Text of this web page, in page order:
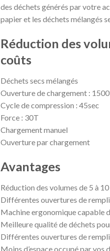
des déchets générés par votre
papier et les déchets mélangés
Réduction des
coûts
Déchets secs mélangés
Ouverture de chargement :
Cycle de compression : 45sec
Force : 30T
Chargement manuel
Ouverture par chargement
Avantages
Réduction des volumes de 5 à
Différentes ouvertures de
Machine ergonomique capable
Meilleure qualité de déchets
Différentes ouvertures de
Moins d’espace occupé par vos